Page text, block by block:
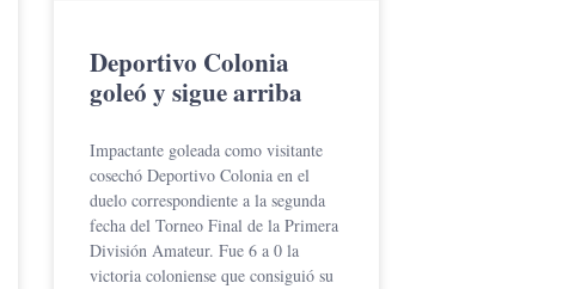
Deportivo Colonia
goleó y sigue arriba
Impactante goleada como visitante
cosechó Deportivo Colonia en el
duelo correspondiente a la segunda
fecha del Torneo Final de la Primera
División Amateur. Fue 6 a 0 la
victoria coloniense que consiguió su